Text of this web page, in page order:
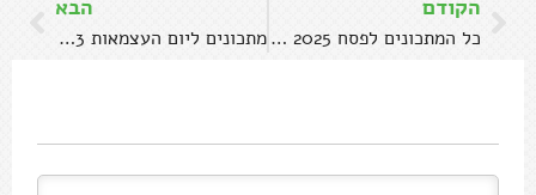
הקודם
כל המתכונים לפסח 2025 של עז תלם
הבא
מתכונים ליום העצמאות 2023 של עז תלם